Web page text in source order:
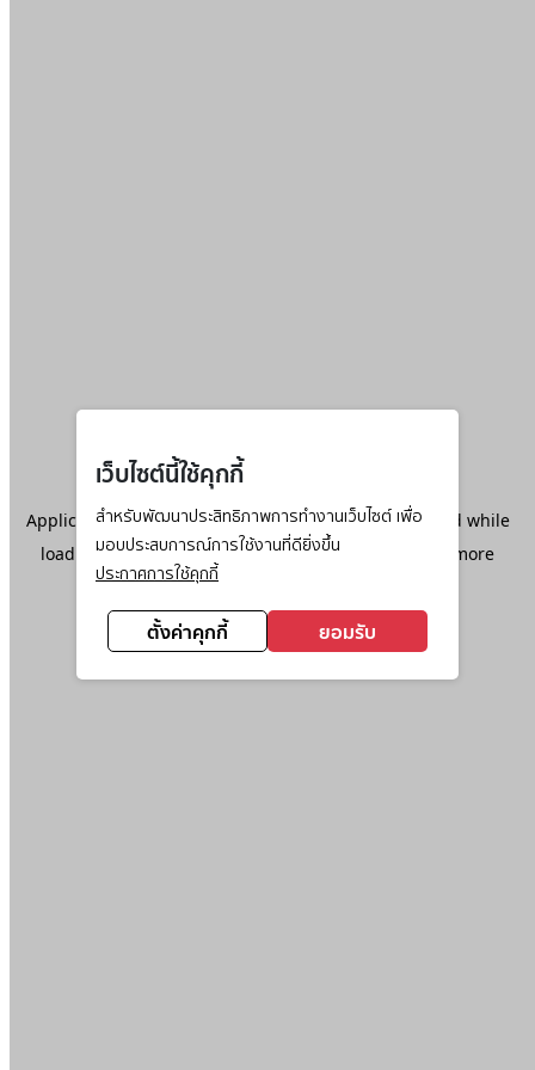
เว็บไซต์นี้ใช้คุกกี้
สำหรับพัฒนาประสิทธิภาพการทำงานเว็บไซต์ เพื่อ
มอบประสบการณ์การใช้งานที่ดียิ่งขึ้น
ประกาศการใช้คุกกี้
ตั้งค่าคุกกี้ ยอมรับ
Application error: aclient-side exception has occurred while
loadingwww.ktc.co.th(see the browser console
for more
information).